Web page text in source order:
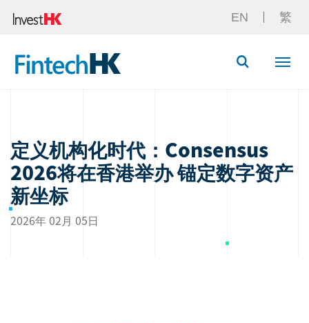
EN 繁
Button
定义机构化时代：Consensus
2026将在香港举办 锚定数字资产
新坐标
2026年 02月 05日